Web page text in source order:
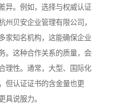
异。例如，选择与权威认证
州贝安企业管理有限公司，
家知名机构，这能确保企业
。这种合作关系的质量，会
理性。通常，大型、国际化
但认证证书的含金量也更
具说服力。